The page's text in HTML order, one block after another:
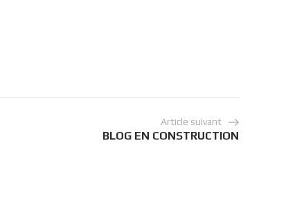
Article suivant
BLOG EN CONSTRUCTION